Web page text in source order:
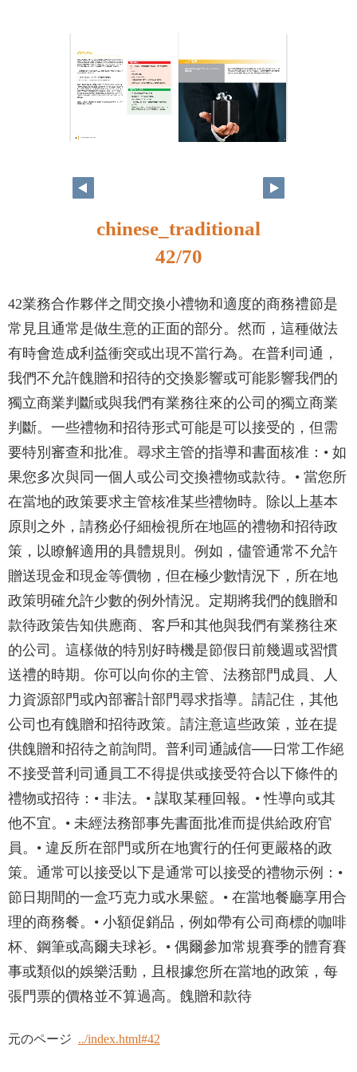
chinese_traditional
42/70
42業務合作夥伴之間交換小禮物和適度的商務禮節是
常見且通常是做生意的正面的部分。然而，這種做法
有時會造成利益衝突或出現不當行為。在普利司通，
我們不允許餽贈和招待的交換影響或可能影響我們的
獨立商業判斷或與我們有業務往來的公司的獨立商業
判斷。一些禮物和招待形式可能是可以接受的，但需
要特別審查和批准。尋求主管的指導和書面核准：• 如
果您多次與同一個人或公司交換禮物或款待。• 當您所
在當地的政策要求主管核准某些禮物時。除以上基本
原則之外，請務必仔細檢視所在地區的禮物和招待政
策，以瞭解適用的具體規則。例如，儘管通常不允許
贈送現金和現金等價物，但在極少數情況下，所在地
政策明確允許少數的例外情況。定期將我們的餽贈和
款待政策告知供應商、客戶和其他與我們有業務往來
的公司。這樣做的特別好時機是節假日前幾週或習慣
送禮的時期。你可以向你的主管、法務部門成員、人
力資源部門或內部審計部門尋求指導。請記住，其他
公司也有餽贈和招待政策。請注意這些政策，並在提
供餽贈和招待之前詢問。普利司通誠信──日常工作絕
不接受普利司通員工不得提供或接受符合以下條件的
禮物或招待：• 非法。• 謀取某種回報。• 性導向或其
他不宜。• 未經法務部事先書面批准而提供給政府官
員。• 違反所在部門或所在地實行的任何更嚴格的政
策。通常可以接受以下是通常可以接受的禮物示例：•
節日期間的一盒巧克力或水果籃。• 在當地餐廳享用合
理的商務餐。• 小額促銷品，例如帶有公司商標的咖啡
杯、鋼筆或高爾夫球衫。• 偶爾參加常規賽季的體育賽
事或類似的娛樂活動，且根據您所在當地的政策，每
張門票的價格並不算過高。餽贈和款待
元のページ ../index.html#42